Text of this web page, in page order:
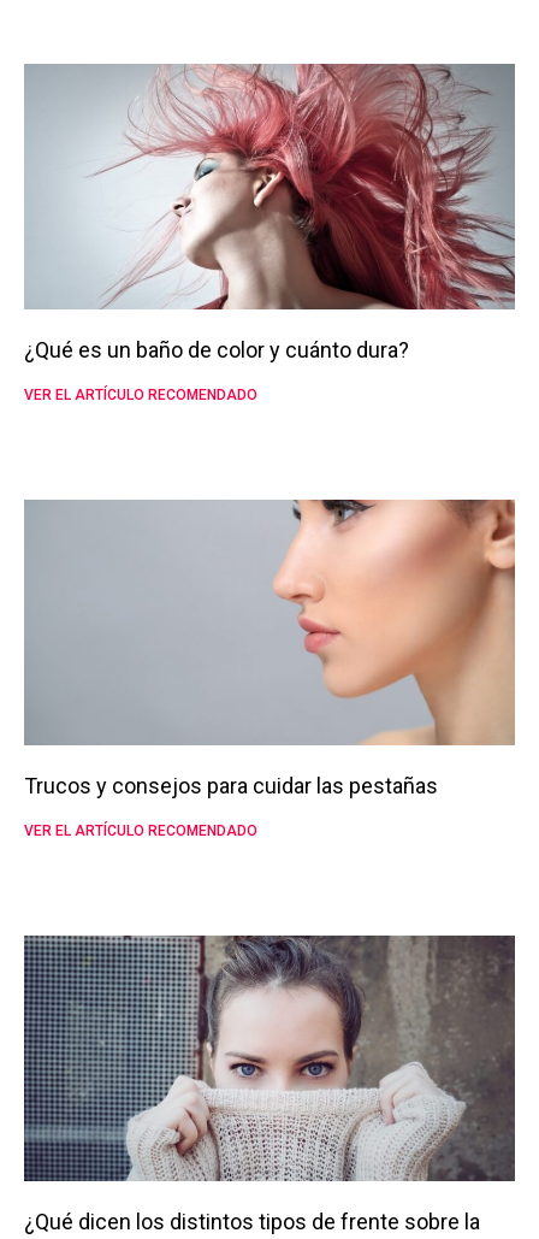
¿Qué es un baño de color y cuánto dura?
VER EL ARTÍCULO RECOMENDADO
Trucos y consejos para cuidar las pestañas
VER EL ARTÍCULO RECOMENDADO
¿Qué dicen los distintos tipos de frente sobre la